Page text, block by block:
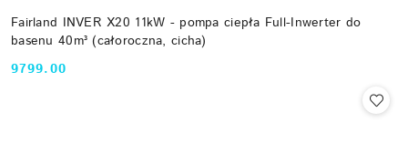
Fairland INVER X20 11kW - pompa ciepła Full-Inwerter do
basenu 40m³ (całoroczna, cicha)
Cena:
9799.00